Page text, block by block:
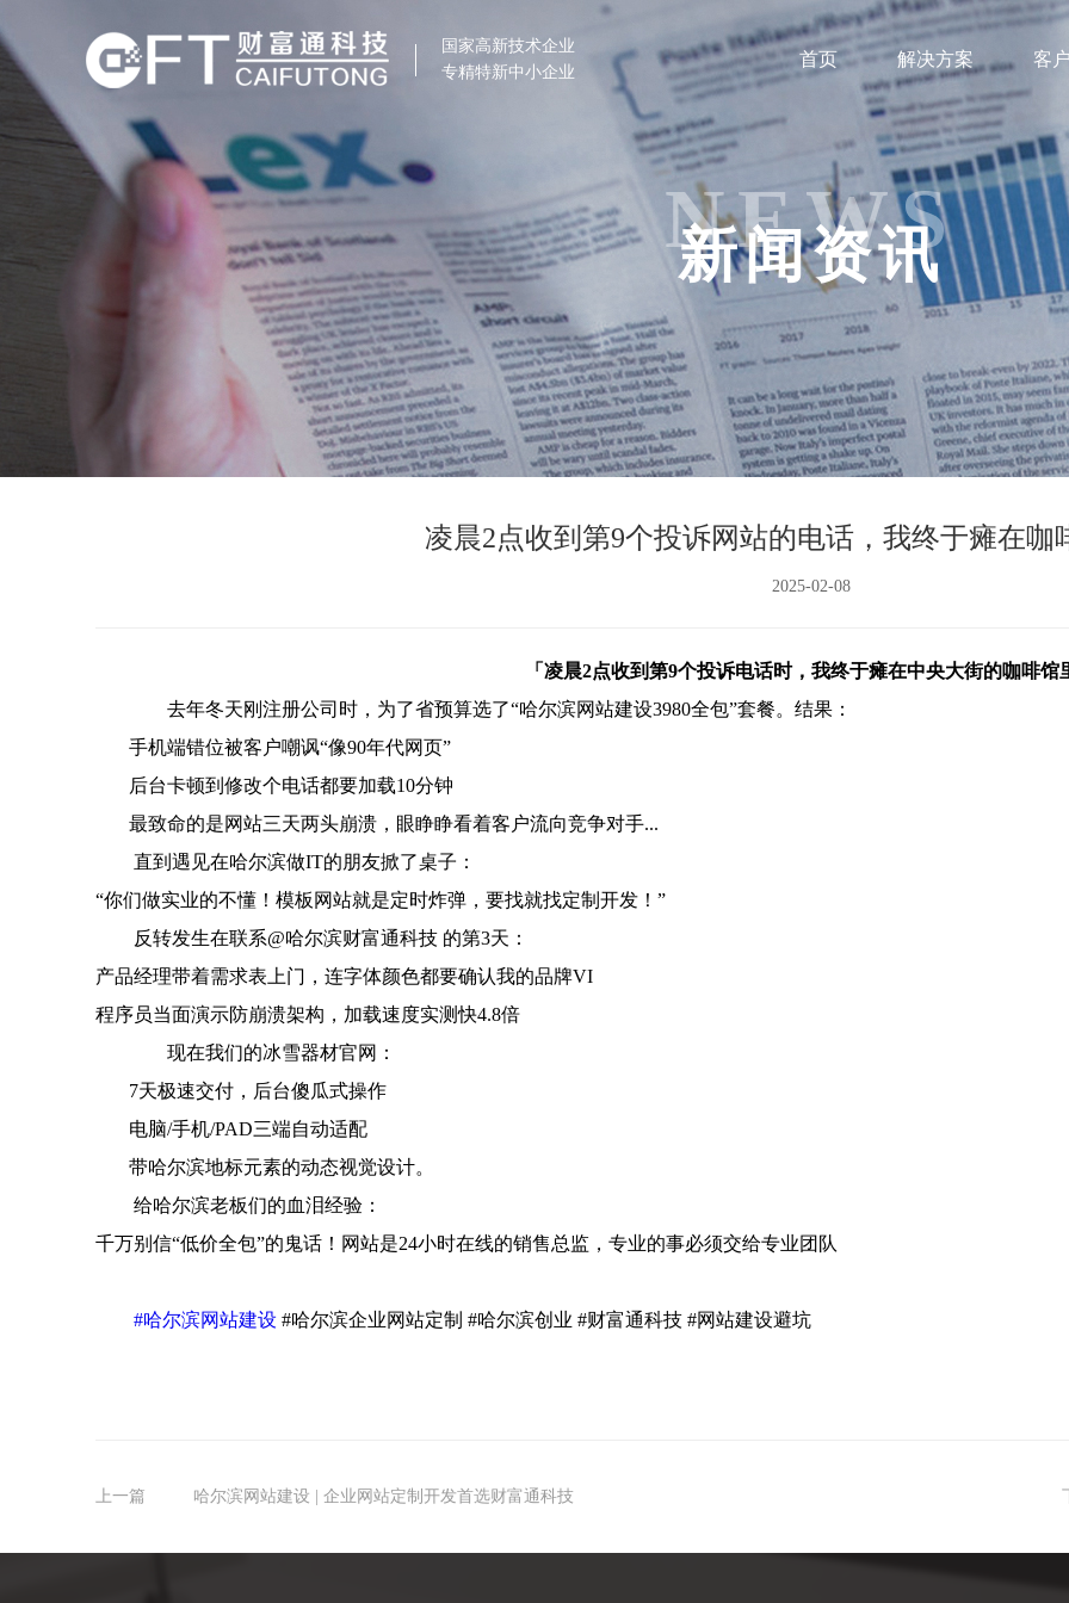
首页 解决方案 客
国家高新技术企业
专精特新中小企业
新闻资讯
NEWS
凌晨2点收到第9个投诉网站的电话，我终于瘫在咖
2025-02-08
「凌晨2点收到第9个投诉电话时，我终于瘫在中央大街的咖啡馆
去年冬天刚注册公司时，为了省预算选了“哈尔滨网站建设3980全包”套餐。结果：
手机端错位被客户嘲讽“像90年代网页”
后台卡顿到修改个电话都要加载10分钟
最致命的是网站三天两头崩溃，眼睁睁看着客户流向竞争对手...
直到遇见在哈尔滨做IT的朋友掀了桌子：
“你们做实业的不懂！模板网站就是定时炸弹，要找就找定制开发！ ”
反转发生在联系@哈尔滨财富通科技 的第3天：
产品经理带着需求表上门，连字体颜色都要确认我的品牌VI
程序员当面演示防崩溃架构，加载速度实测快4.8倍
现在我们的冰雪器材官网：
7天极速交付，后台傻瓜式操作
电脑/手机/PAD三端自动适配
带哈尔滨地标元素的动态视觉设计。
给哈尔滨老板们的血泪经验：
千万别信“低价全包”的鬼话！网站是24小时在线的销售总监，专业的事必须交给专业团队
#哈尔滨网站建设 #哈尔滨企业网站定制 #哈尔滨创业 #财富通科技 #网站建设避坑
上一篇 哈尔滨网站建设 | 企业网站定制开发首选财富通科技